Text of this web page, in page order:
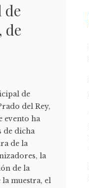
de
de
del Rey,
evento ha
de dicha
de la
la
de la
muestra, el